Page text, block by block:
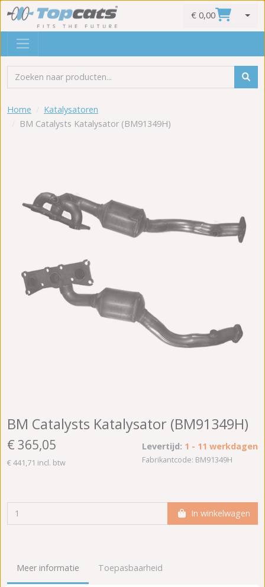
€ 0,00
Home
Katalysatoren
BM Catalysts Katalysator (BM91349H)
BM Catalysts Katalysator (BM91349H)
€ 365,05
€ 441,71 incl. btw
Levertijd: 1 - 11 werkdagen
Fabrikantcode: BM91349H
In winkelwagen
Meer informatie Toepasbaarheid